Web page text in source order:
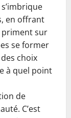
en offrant
priment sur
se former
choix
à quel point
de
C’est